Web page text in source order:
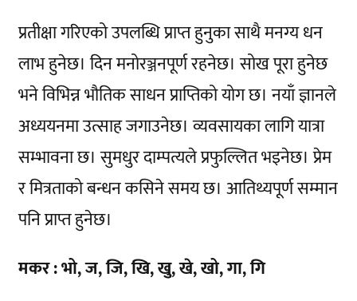
प्रतीक्षा गरिएको उपलब्धि प्राप्त हुनुका साथै मनग्य धन
लाभ हुनेछ। दिन मनोरञ्जनपूर्ण रहनेछ। सोख पूरा हुनेछ
भने विभिन्न भौतिक साधन प्राप्तिको योग छ। नयाँ ज्ञानले
अध्ययनमा उत्साह जगाउनेछ। व्यवसायका लागि यात्रा
सम्भावना छ। सुमधुर दाम्पत्यले प्रफुल्लित भइनेछ। प्रेम
र मित्रताको बन्धन कसिने समय छ। आतिथ्यपूर्ण सम्मान
पनि प्राप्त हुनेछ।
मकर : भो, ज, जि, खि, खु, खे, खो, गा, गि